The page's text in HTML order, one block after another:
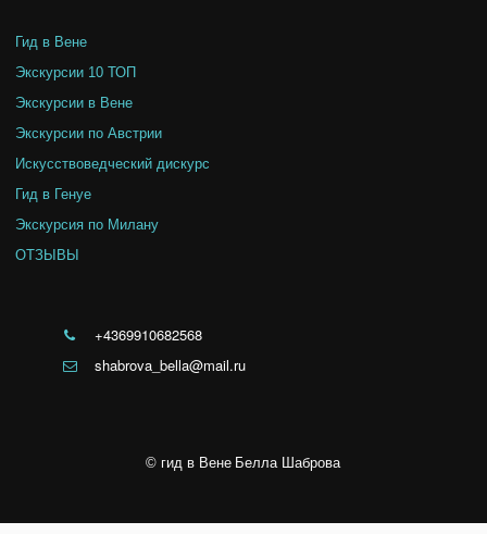
Гид в Вене
Экскурсии 10 ТОП
Экскурсии в Вене
Экскурсии по Австрии
Искусствоведческий дискурс
Гид в Генуе
Экскурсия по Милану
ОТЗЫВЫ
+4369910682568
shabrova_bella@mail.ru
© гид в Вене Белла Шаброва